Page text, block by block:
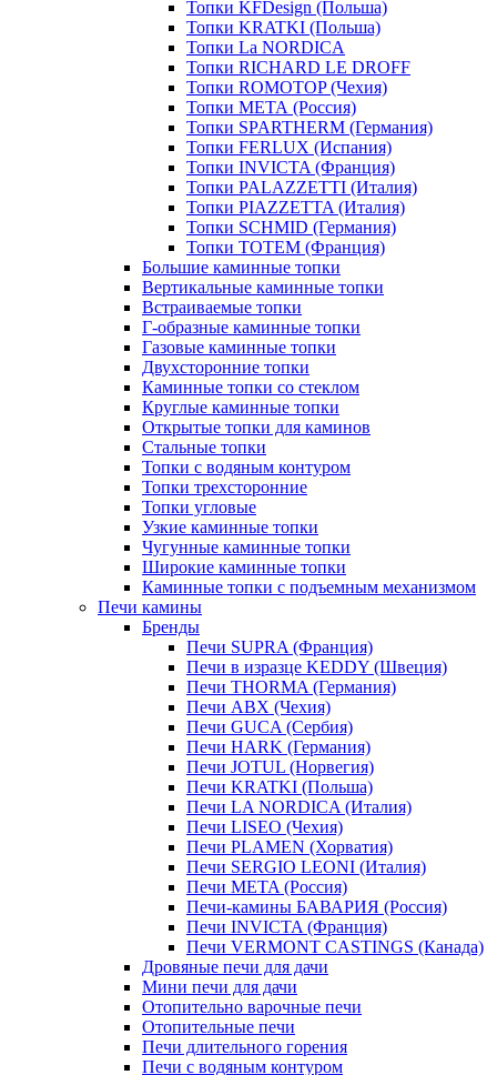
Топки KFDesign (Польша)
Топки KRATKI (Польша)
Топки La NORDICA
Топки RICHARD LE DROFF
Топки ROMOTOP (Чехия)
Топки МЕТА (Россия)
Топки SPARTHERM (Германия)
Топки FERLUX (Испания)
Топки INVICTA (Франция)
Топки PALAZZETTI (Италия)
Топки PIAZZETTA (Италия)
Топки SCHMID (Германия)
Топки TOTEM (Франция)
Большие каминные топки
Вертикальные каминные топки
Встраиваемые топки
Г-образные каминные топки
Газовые каминные топки
Двухсторонние топки
Каминные топки со стеклом
Круглые каминные топки
Открытые топки для каминов
Стальные топки
Топки с водяным контуром
Топки трехсторонние
Топки угловые
Узкие каминные топки
Чугунные каминные топки
Широкие каминные топки
Каминные топки с подъемным механизмом
Печи камины
Бренды
Печи SUPRA (Франция)
Печи в изразце KEDDY (Швеция)
Печи THORMA (Германия)
Печи ABX (Чехия)
Печи GUCA (Сербия)
Печи HARK (Германия)
Печи JOTUL (Норвегия)
Печи KRATKI (Польша)
Печи LA NORDICA (Италия)
Печи LISEO (Чехия)
Печи PLAMEN (Хорватия)
Печи SERGIO LEONI (Италия)
Печи META (Россия)
Печи-камины БАВАРИЯ (Россия)
Печи INVICTA (Франция)
Печи VERMONT CASTINGS (Канада)
Дровяные печи для дачи
Мини печи для дачи
Отопительно варочные печи
Отопительные печи
Печи длительного горения
Печи с водяным контуром